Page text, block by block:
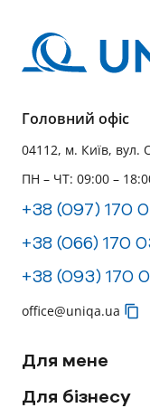
Головний офіс
04112, м. Київ, вул.
ПН – ЧТ: 09:00 –
+38 (097) 170
+38 (066) 170
+38 (093) 170
office@uniqa.ua
Для мене
Для бізнесу